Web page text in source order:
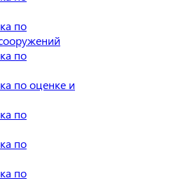
по
по
по оценке и
по
по
по